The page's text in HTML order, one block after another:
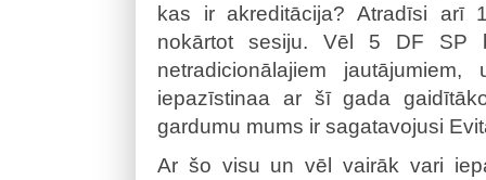
kas ir akreditācija? Atradīsi arī
nokārtot sesiju. Vēl 5 DF SP
netradicionālajiem
iepazīstinaa ar šī gada
gardumu mums ir sagatavojusi
Ar šo visu un vēl vairāk vari